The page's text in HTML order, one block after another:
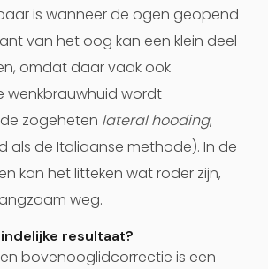
is wanneer de ogen geopend
van het oog kan een klein deel
omdat daar vaak ook
wenkbrauwhuid wordt
zogeheten lateral hooding,
als de Italiaanse methode). In de
kan het litteken wat roder zijn,
weg.
resultaat?
bovenooglidcorrectie is een